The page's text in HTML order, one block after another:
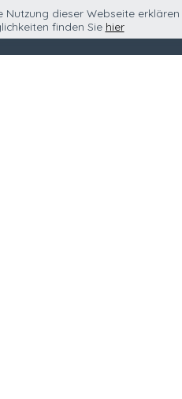
dieser Webseite
finden Sie hier